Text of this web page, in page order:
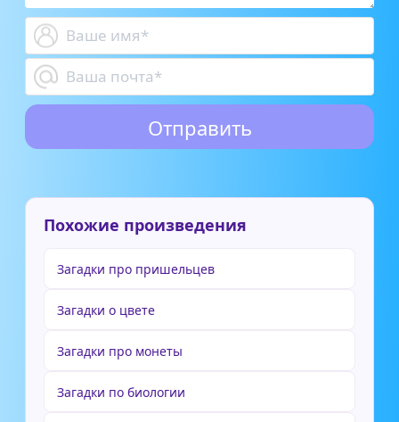
Похожие произведения
Загадки про пришельцев
Загадки о цвете
Загадки про монеты
Загадки по биологии